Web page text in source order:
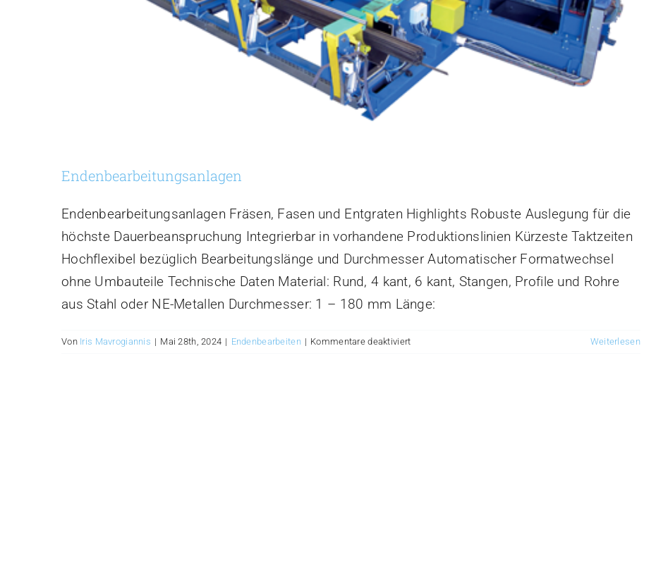
Enden­bearbeitung­sanlagen
Enden­bearbeitung­sanlagen Fräsen, Fasen und Entgraten Highlights Robuste Auslegung für die
höchste Dauerbeanspruchung Integrierbar in vorhandene Produktionslinien Kürzeste Taktzeiten
Hochflexibel bezüglich Bearbeitungslänge und Durchmesser Automatischer Formatwechsel
ohne Umbauteile Technische Daten Material: Rund, 4 kant, 6 kant, Stangen, Profile und Rohre
aus Stahl oder NE-Metallen Durchmesser: 1 – 180 mm Länge:
Von Iris Mavrogiannis | Mai 28th, 2024 | Endenbearbeiten | Kommentare deaktiviertfür
Weiterlesen